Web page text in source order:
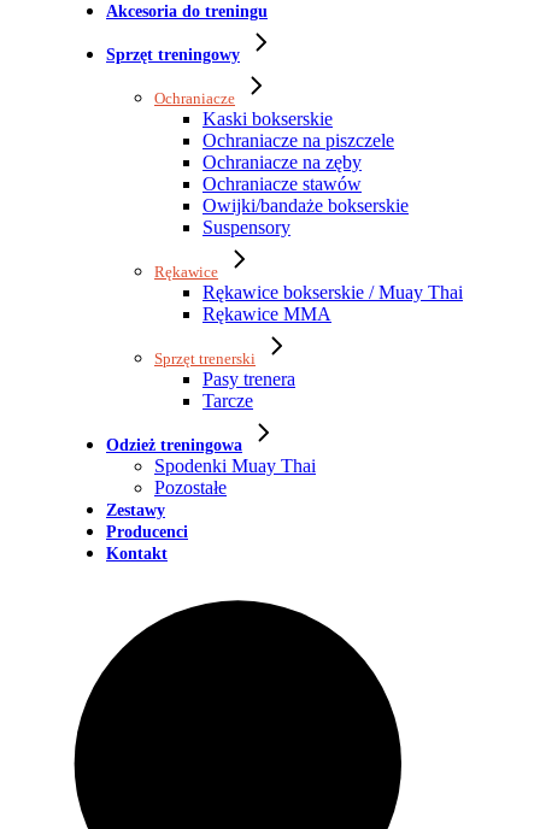
Akcesoria do treningu
Sprzęt treningowy
Ochraniacze
Kaski bokserskie
Ochraniacze na piszczele
Ochraniacze na zęby
Ochraniacze stawów
Owijki/bandaże bokserskie
Suspensory
Rękawice
Rękawice bokserskie / Muay Thai
Rękawice MMA
Sprzęt trenerski
Pasy trenera
Tarcze
Odzież treningowa
Spodenki Muay Thai
Pozostałe
Zestawy
Producenci
Kontakt